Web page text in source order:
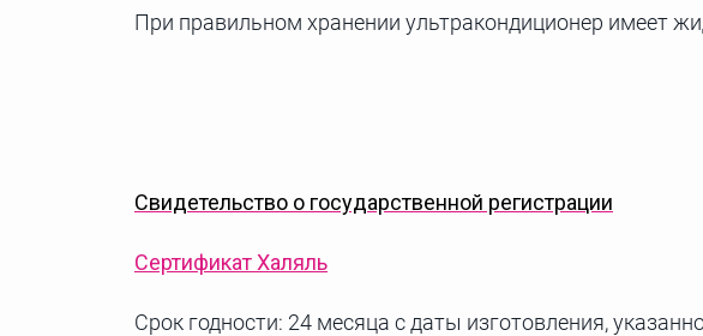
При правильном хранении ультракондиционер имеет
Свидетельство о государственной регистрации
Сертификат Халяль
Срок годности: 24 месяца с даты изготовления,